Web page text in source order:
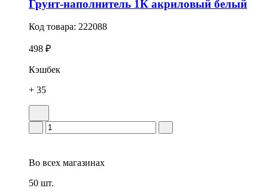
Грунт-наполнитель 1К акриловый белый
Код товара: 222088
498 ₽
Кэшбек
+ 35
Во всех магазинах
50 шт.